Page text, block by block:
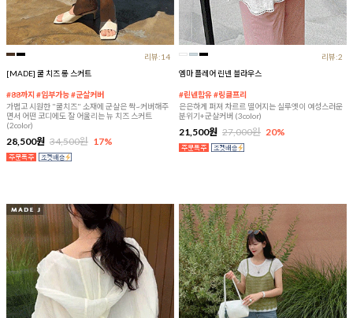
리뷰:14
[MADE] 쿨 치즈 롱 스커트
#88까지 #임부가능 #군살커버
가볍고 시원한 "쿨치즈" 소재에 군살은 싹~커버해주
면서 어떤 코디에도 잘 어울리는 뉴 치즈 스커트
(2color)
28,500원 34,500원 17%
리뷰:2
엠마 플레어 린넨 블라우스
#린넨함유 #링클프리
은은하게 퍼져 차르르 떨어지는 실루엣이 여성스러운
분위기+군살커버 (3color)
21,500원 27,000원 20%